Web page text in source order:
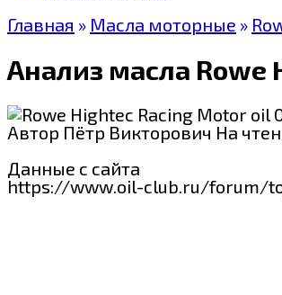
Главная » Масла моторные »
Анализ масла Rowe
Автор Пётр Викторович На
Данные с сайта
https://www.oil-club.ru/forum/